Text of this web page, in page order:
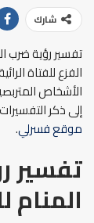
شارك
تفسير رؤية ضرب
الفزع للفتاة
الأشخاص
إلى ذكر
موقع فسرلي.
تفسير
المنام